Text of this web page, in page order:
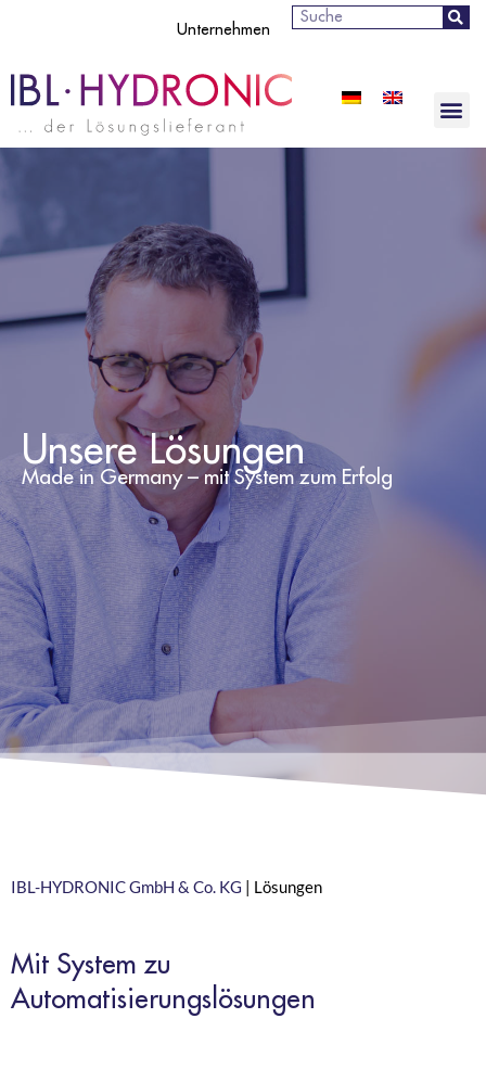
Unternehmen
Suche
Unsere Lösungen
Made in Germany – mit System zum Erfolg
IBL-HYDRONIC GmbH & Co. KG Lösungen
Mit System zu
Automatisierungslösungen